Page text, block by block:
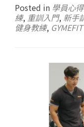
Posted in 學員心
練, 重訓入門, 新手
健身教練, GYMEFIT